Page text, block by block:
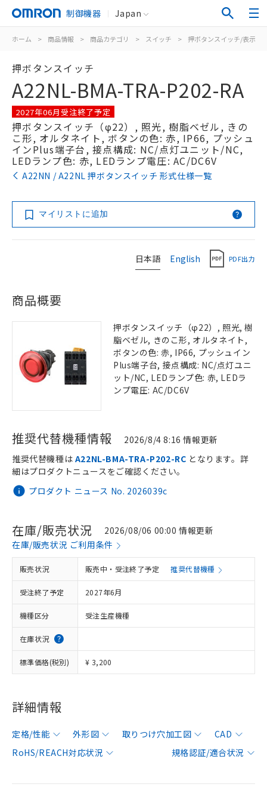
制御機器 Japan
ホーム > 商品情報 > 商品カテゴリ > スイッチ > 押ボタンスイッチ/表示灯
押ボタンスイッチ
A22NL-BMA-TRA-P202-RA
2027年06月受注終了予定
押ボタンスイッチ（φ22）, 照光, 樹脂ベゼル, きの
こ形, オルタネイト, ボタンの色: 赤, IP66, プッシュ
インPlus端子台, 接点構成: NC/点灯ユニット/NC,
LEDランプ色: 赤, LEDランプ電圧: AC/DC6V
A22NN / A22NL 押ボタンスイッチ 形式仕様一覧
マイリストに追加
日本語 English PDF出力
商品概要
押ボタンスイッチ（φ22）, 照光, 樹
脂ベゼル, きのこ形, オルタネイト,
ボタンの色: 赤, IP66, プッシュイン
Plus端子台, 接点構成: NC/点灯ユニ
ット/NC, LEDランプ色: 赤, LEDラ
ンプ電圧: AC/DC6V
推奨代替機種情報 2026/8/4 8:16 情報更新
プロダクト ニュース No. 2026039c
推奨代替機種は A22NL-BMA-TRA-P202-RC となります。詳
細はプロダクトニュースをご確認ください。
在庫/販売状況
2026/08/06 00:00 情報更新
在庫/販売状況 ご利用条件
販売状況 販売中・受注終了予定 推奨代替機種
受注終了予定 2027年6月
機種区分 受注生産機種
在庫状況
標準価格(税別) ¥ 3,200
詳細情報
定格/性能 外形図 取りつけ穴加工図
CAD
RoHS/REACH対応状況
規格認証/適合状況